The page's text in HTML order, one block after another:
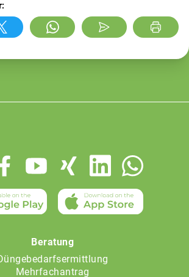
Beratung
Mehrfachantrag